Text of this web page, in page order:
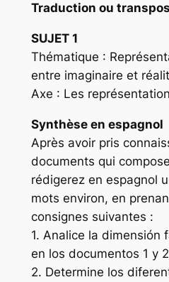
Traduction ou
SUJET 1
Thématique :
entre imaginaire et
Axe : Les
Synthèse en espagnol
Après avoir pris
documents qui
rédigerez en espagnol
mots environ, en
consignes suivantes :
1. Analice la dimensión
en los documentos 1 y
2. Determine los